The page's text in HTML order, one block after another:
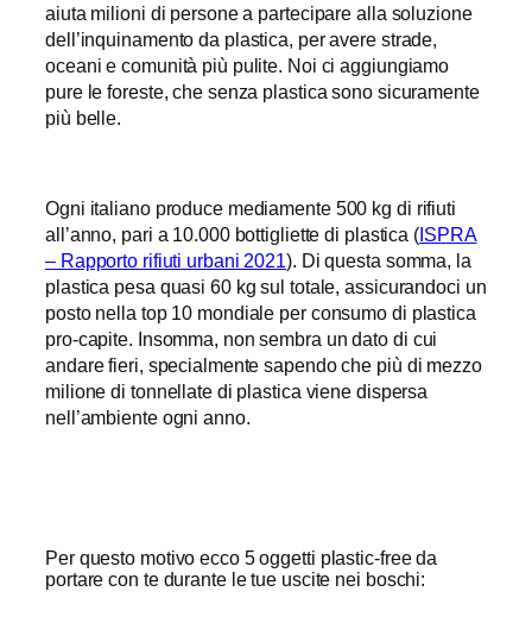
aiuta milioni di persone a partecipare alla soluzione
dell’inquinamento da plastica, per avere strade,
oceani e comunità più pulite. Noi ci aggiungiamo
pure le foreste, che senza plastica sono sicuramente
più belle.
Ogni italiano produce mediamente 500 kg di rifiuti
all’anno, pari a 10.000 bottigliette di plastica ( ISPRA
– Rapporto rifiuti urbani 2021). Di questa somma, la
plastica pesa quasi 60 kg sul totale, assicurandoci un
posto nella top 10 mondiale per consumo di plastica
pro-capite. Insomma, non sembra un dato di cui
andare fieri, specialmente sapendo che più di mezzo
milione di tonnellate di plastica viene dispersa
nell’ambiente ogni anno.
Per questo motivo ecco 5 oggetti plastic-free da
portare con te durante le tue uscite nei boschi: